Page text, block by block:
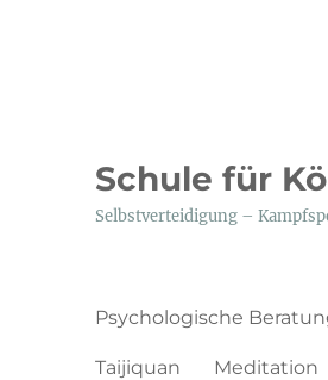
Schule für
Selbstverteidigung –
Psychologische
Taijiquan Meditation